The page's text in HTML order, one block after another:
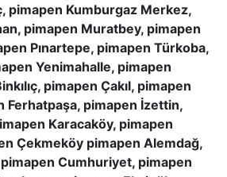
pimapen Kumburgaz Merkez,
pimapen Muratbey, pimapen
Pınartepe, pimapen Türkoba,
Yenimahalle, pimapen
pimapen Çakıl, pimapen
Ferhatpaşa, pimapen İzettin,
Karacaköy, pimapen
Çekmeköy pimapen Alemdağ,
pimapen Cumhuriyet, pimapen